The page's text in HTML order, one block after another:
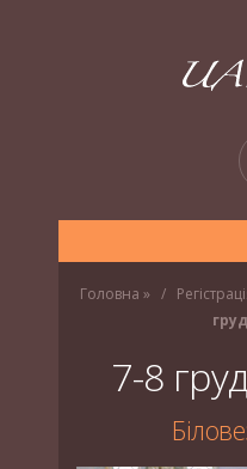
Головна »
7-8